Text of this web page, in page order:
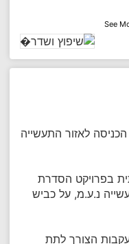
See
לאזור התעשייה
בפרויקט הסדרת
נ.ע.מ, על כביש
הצורך לתת